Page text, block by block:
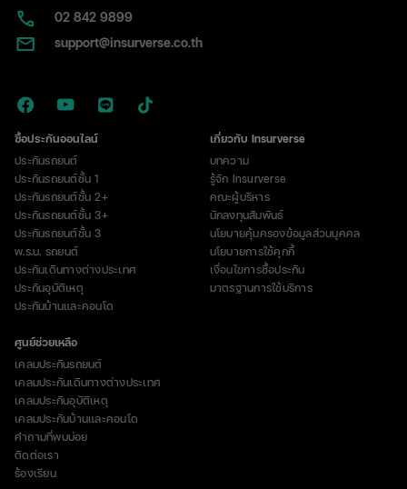
กับ
ภาษี
02​ 842 9899
support@insurverse.co.th
ซื้อประกันออนไลน์
ประกันรถยนต์
ประกันรถยนต์ชั้น 1
ประกันรถยนต์ชั้น 2+
ประกันรถยนต์ชั้น 3+
ประกันรถยนต์ชั้น 3
พ.ร.บ. รถยนต์
ประกันเดินทางต่างประเทศ
ประกันอุบัติเหตุ
ประกันบ้านและคอนโด
เกี่ยวกับ Insurverse
บทความ
รู้จัก Insurverse
คณะผู้บริหาร
นักลงทุนสัมพันธ์
นโยบายคุ้มครองข้อมูลส่วนบุคคล
นโยบายการใช้คุกกี้
เงื่อนไขการซื้อประกัน
มาตรฐานการใช้บริการ
ศูนย์ช่วยเหลือ
เคลมประกันรถยนต์
เคลมประกันเดินทางต่างประเทศ
เคลมประกันอุบัติเหตุ
เคลมประกันบ้านและคอนโด
คำถามที่พบบ่อย
ติดต่อเรา
ร้องเรียน